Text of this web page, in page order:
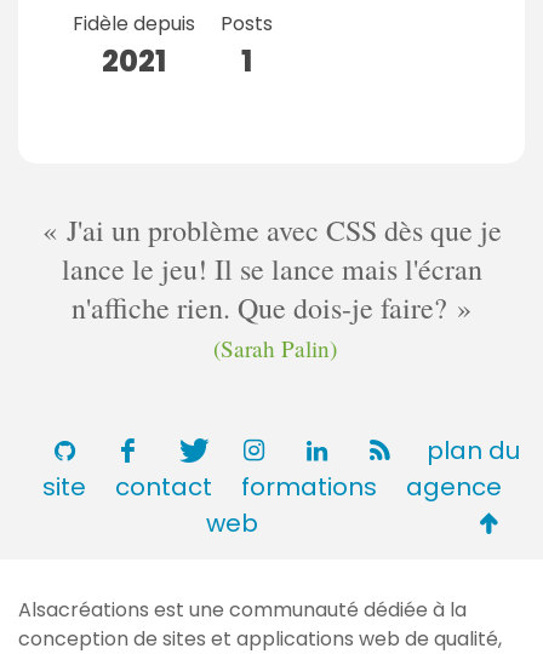
Fidèle depuis
2021
Posts
1
J'ai un problème avec CSS dès que je
lance le jeu! Il se lance mais l'écran
n'affiche rien. Que dois-je faire?
(Sarah Palin)
plan du
site
contact formations
agence
web
de
Alsacréations est une communauté dédiée à la
conception de sites et applications web de qualité,